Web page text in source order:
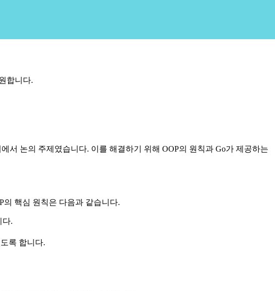
합니다.
서 논의 주제였습니다. 이를 해결하기 위해 OOP의 원칙과 Go가 제공하는
핵심 원칙은 다음과 같습니다.
다.
록 합니다.